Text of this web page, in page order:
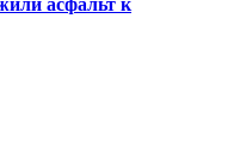
асфальт к